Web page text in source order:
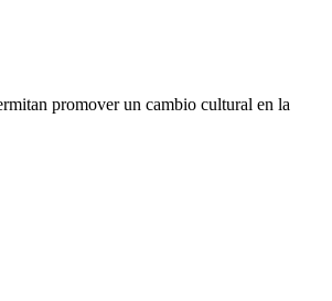
promover un cambio cultural en la